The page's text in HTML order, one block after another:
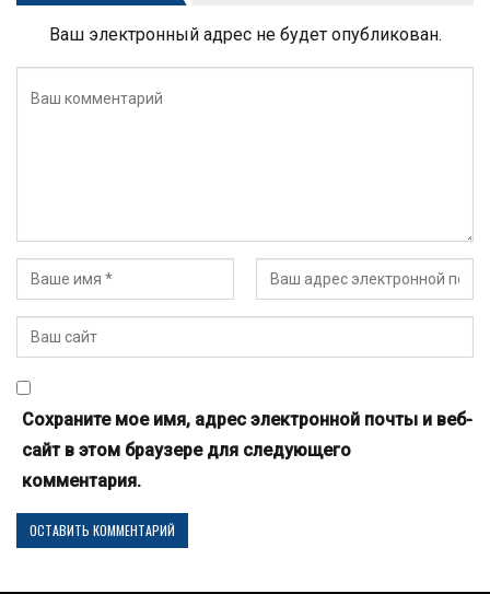
Ваш электронный адрес не будет опубликован.
Сохраните мое имя, адрес электронной почты и веб-
сайт в этом браузере для следующего
комментария.